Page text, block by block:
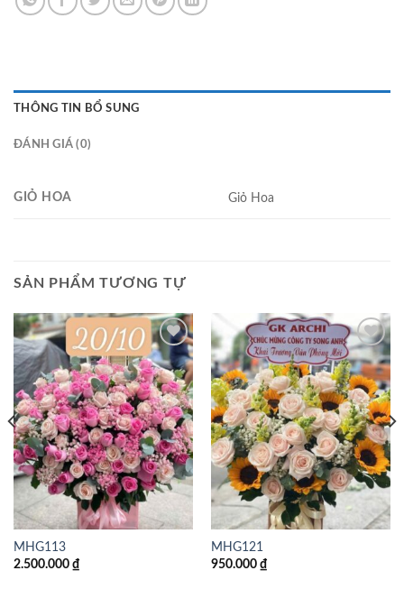
THÔNG TIN BỔ SUNG
ĐÁNH GIÁ (0)
GIỎ HOA Giỏ Hoa
SẢN PHẨM TƯƠNG TỰ
Add to
wishlist
MHG113
2.500.000 ₫
Add to
wishlist
MHG121
950.000 ₫